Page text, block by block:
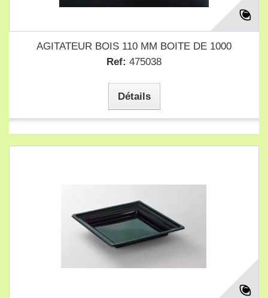
AGITATEUR BOIS 110 MM BOITE DE 1000
Ref: 475038
Détails